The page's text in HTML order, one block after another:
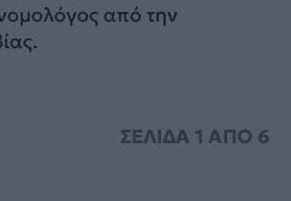
από την
ΣΕΛΙΔΑ1 ΑΠΟ 6